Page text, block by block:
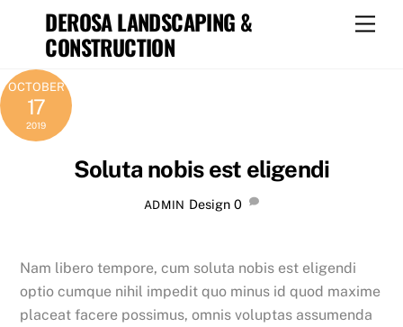
content
DEROSA LANDSCAPING &
CONSTRUCTION
OCTOBER
17
2019
Soluta nobis est eligendi
ADMIN Design 0
Nam libero tempore, cum soluta nobis est eligendi
optio cumque nihil impedit quo minus id quod maxime
placeat facere possimus, omnis voluptas assumenda